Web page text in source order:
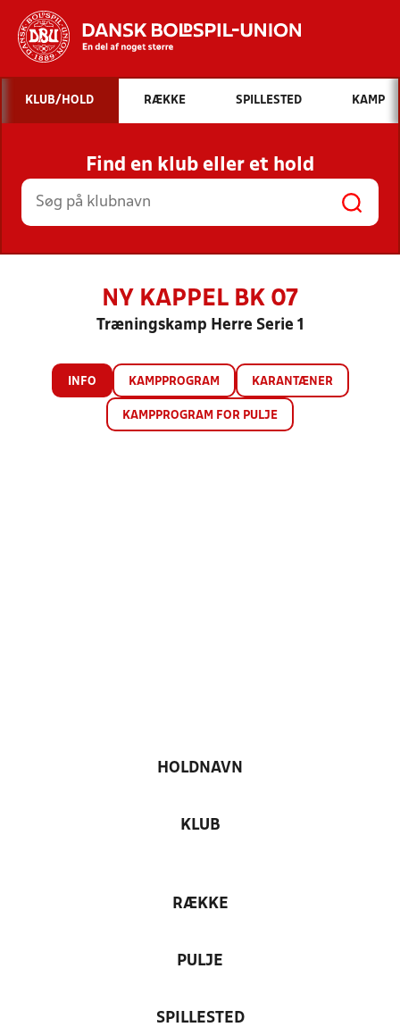
Hvad vil du søge efter?
INDHOLD OG NYHEDER
STILLINGER, RESULTATER, KLUBBER OG
HOLD
KLUB/HOLD RÆKKE SPILLESTED KAMP
Find en klub eller et hold
NY KAPPEL BK 07
Træningskamp Herre Serie 1
INFO KAMPPROGRAM KARANTÆNER
KAMPPROGRAM FOR PULJE
HOLDNAVN
KLUB
RÆKKE
PULJE
SPILLESTED